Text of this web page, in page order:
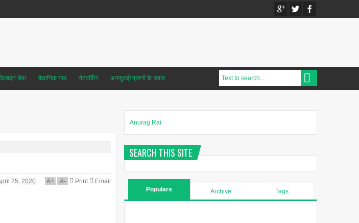
सेवा वैज्ञानिक नाम नेटवर्किंग अनसुलझे प्रश्नों के जवाब
25, 2020 A+ A- Print Email
Anurag Rai
SEARCH THIS SITE
Populars Archive Tags